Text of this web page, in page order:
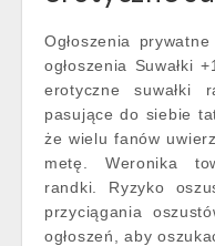
Ogłoszenia
ogłoszenia Suwałki
erotyczne
pasujące do siebie
że wielu fanów
metę. Weronika
randki. Ryzyko
przyciągania
ogłoszeń, aby